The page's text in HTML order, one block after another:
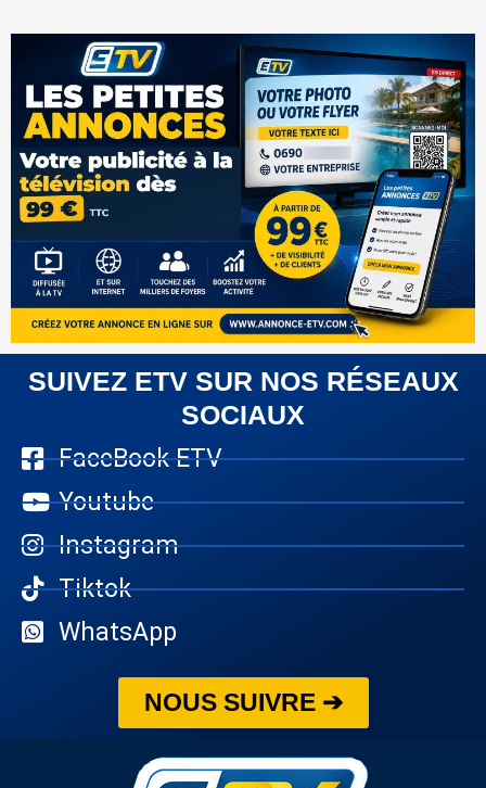
SUIVEZ ETV SUR NOS RÉSEAUX
SOCIAUX
FaceBook ETV
Youtube
Instagram
Tiktok
WhatsApp
NOUS SUIVRE ➔